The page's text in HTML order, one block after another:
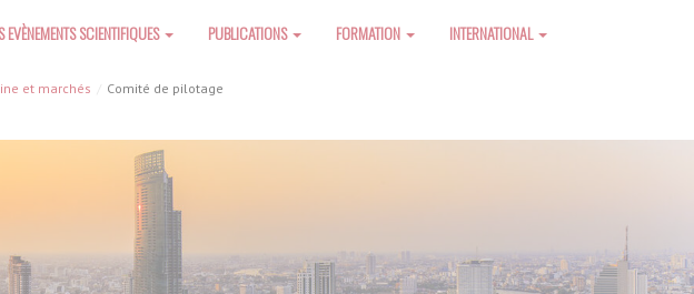
EVÈNEMENTS SCIENTIFIQUES PUBLICATIONS FORMATION INTERNATIONAL
et marchés Comité de pilotage